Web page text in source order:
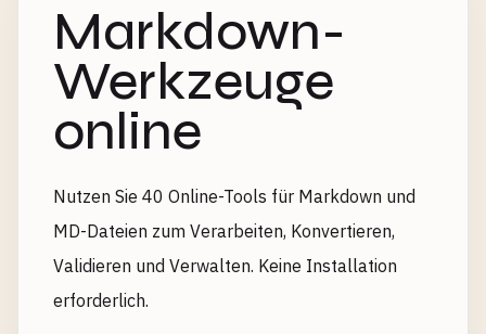
Markdown-
Werkzeuge
online
Nutzen Sie 40 Online-Tools für Markdown und
MD-Dateien zum Verarbeiten, Konvertieren,
Validieren und Verwalten. Keine Installation
erforderlich.